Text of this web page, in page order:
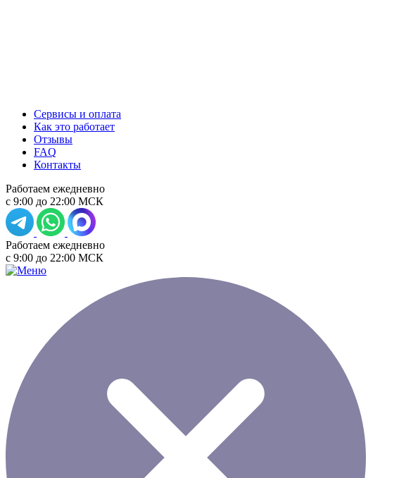
Сервисы и оплата
Как это работает
Отзывы
FAQ
Контакты
Работаем ежедневно
с 9:00 до 22:00 МСК
Работаем ежедневно
с 9:00 до 22:00 МСК